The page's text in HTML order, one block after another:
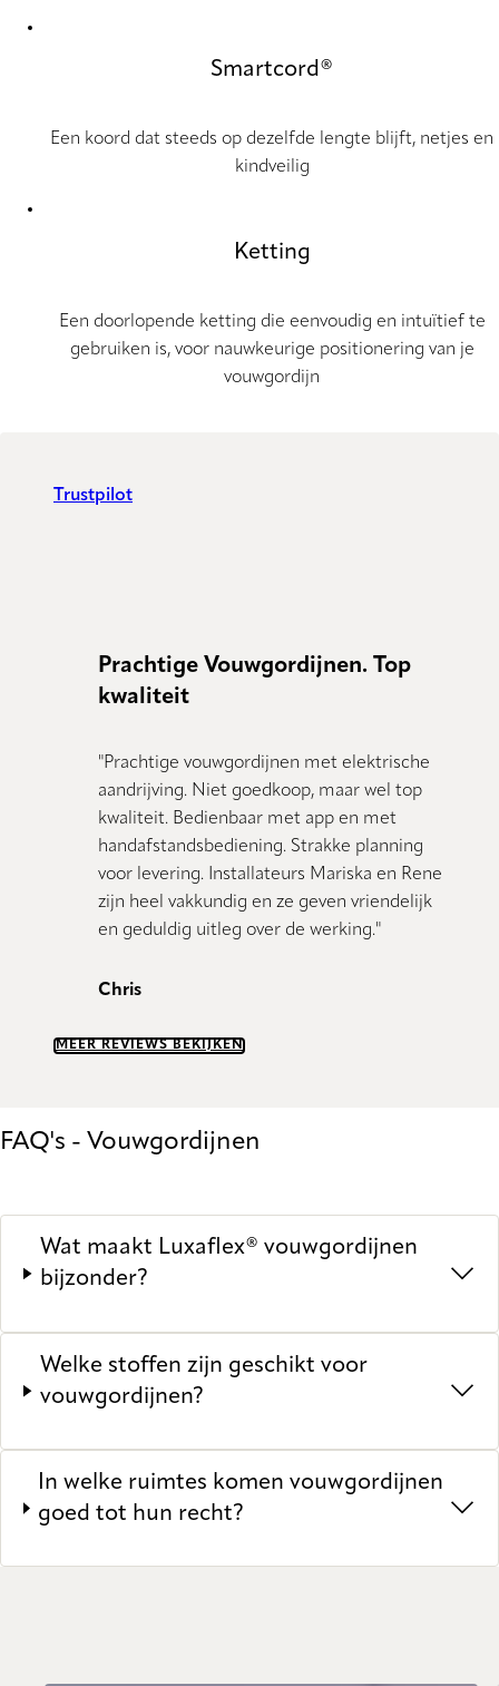
Smartcord®
Een koord dat steeds op dezelfde lengte blijft, netjes en
kindveilig
Ketting
Een doorlopende ketting die eenvoudig en intuïtief te
gebruiken is, voor nauwkeurige positionering van je
vouwgordijn
Trustpilot
Prachtige Vouwgordijnen. Top
kwaliteit
"Prachtige vouwgordijnen met elektrische
aandrijving. Niet goedkoop, maar wel top
kwaliteit. Bedienbaar met app en met
handafstandsbediening. Strakke planning
voor levering. Installateurs Mariska en Rene
zijn heel vakkundig en ze geven vriendelijk
en geduldig uitleg over de werking."
Chris
MEER REVIEWS BEKIJKEN
FAQ's - Vouwgordijnen
Wat maakt Luxaflex® vouwgordijnen
bijzonder?
Welke stoffen zijn geschikt voor
vouwgordijnen?
In welke ruimtes komen vouwgordijnen
goed tot hun recht?